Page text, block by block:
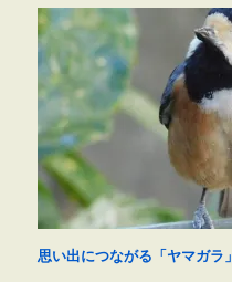
思い出につながる「ヤマガラ」